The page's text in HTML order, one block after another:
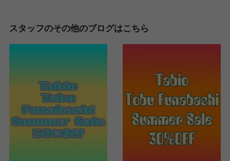
スタッフのその他のブログはこちら